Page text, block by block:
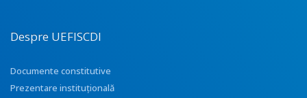
Despre UEFISCDI
Documente constitutive
Prezentare instituţională